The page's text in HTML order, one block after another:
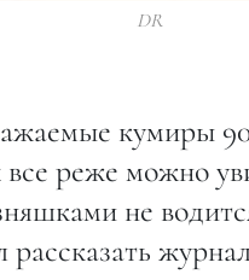
DR
кумиры
реже можно
не